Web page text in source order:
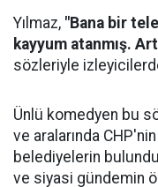
Yılmaz, "Bana bir
kayyum atanmış.
sözleriyle
Ünlü komedyen bu
ve aralarında
belediyelerin
ve siyasi gündemin